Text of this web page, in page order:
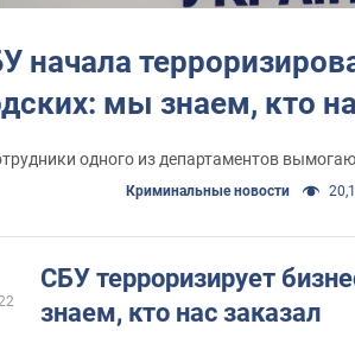
начала
мы знаем, кто
одного из департаментов
Криминальные новости
СБУ терроризирует
знаем, кто нас заказал